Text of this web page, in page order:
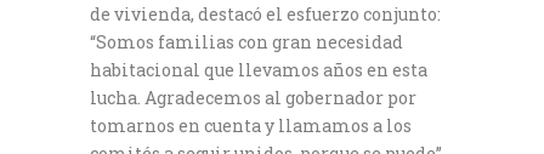
de vivienda, destacó el esfuerzo conjunto:
“Somos familias con gran necesidad
habitacional que llevamos años en esta
lucha. Agradecemos al gobernador por
tomarnos en cuenta y llamamos a los